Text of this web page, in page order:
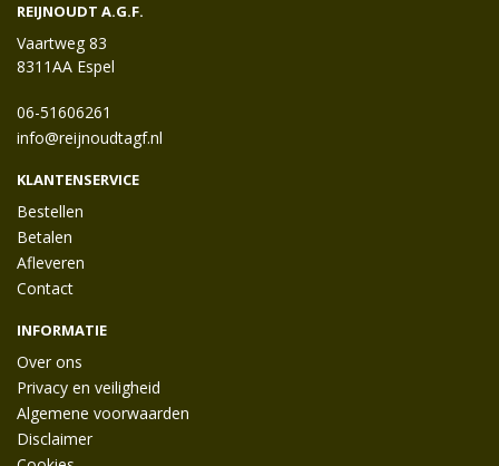
REIJNOUDT A.G.F.
Vaartweg 83
8311AA Espel
06-51606261
info@reijnoudtagf.nl
KLANTENSERVICE
Bestellen
Betalen
Afleveren
Contact
INFORMATIE
Over ons
Privacy en veiligheid
Algemene voorwaarden
Disclaimer